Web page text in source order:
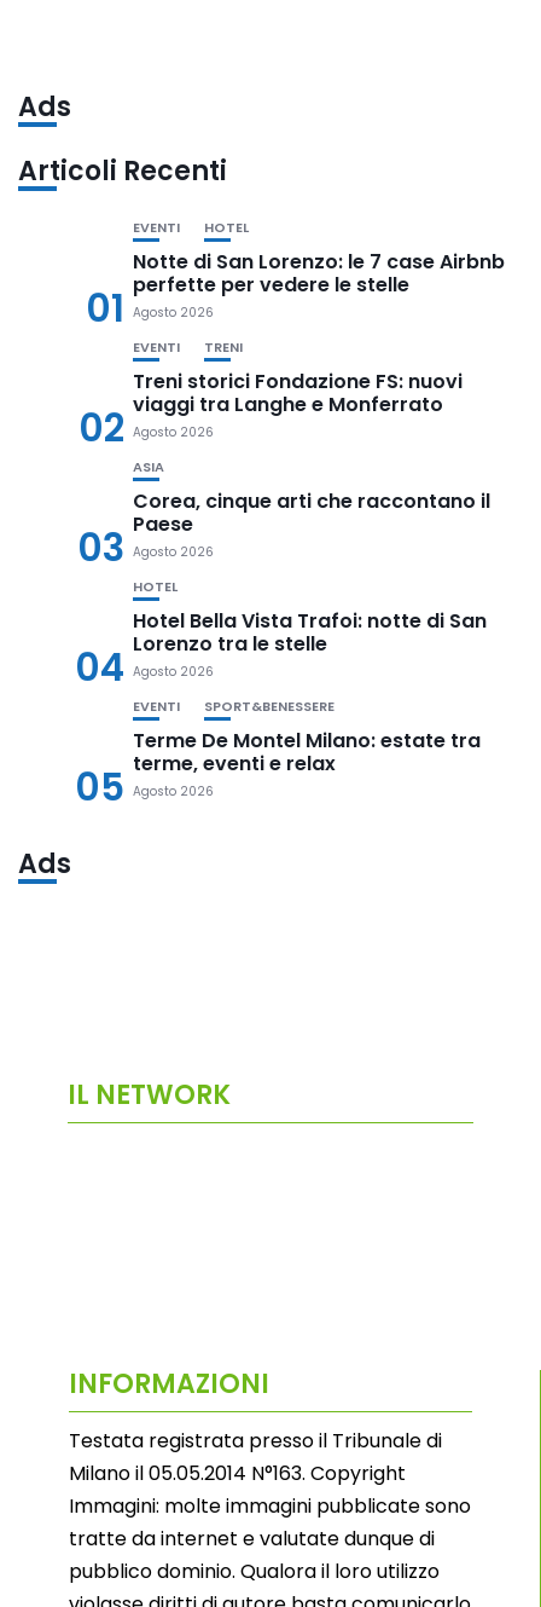
Ads
Articoli Recenti
01
EVENTI HOTEL
Notte di San Lorenzo: le 7 case Airbnb
perfette per vedere le stelle
Agosto 2026
02
EVENTI TRENI
Treni storici Fondazione FS: nuovi
viaggi tra Langhe e Monferrato
Agosto 2026
03
ASIA
Corea, cinque arti che raccontano il
Paese
Agosto 2026
04
HOTEL
Hotel Bella Vista Trafoi: notte di San
Lorenzo tra le stelle
Agosto 2026
05
EVENTI SPORT&BENESSERE
Terme De Montel Milano: estate tra
terme, eventi e relax
Agosto 2026
Ads
IL NETWORK
INFORMAZIONI
Testata registrata presso il Tribunale di
Milano il 05.05.2014 N°163. Copyright
Immagini: molte immagini pubblicate sono
tratte da internet e valutate dunque di
pubblico dominio. Qualora il loro utilizzo